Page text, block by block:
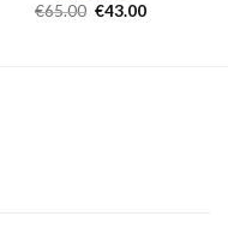
€65.00 €43.00